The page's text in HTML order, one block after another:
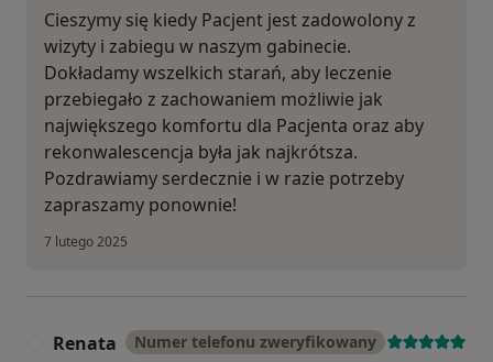
Cieszymy się kiedy Pacjent jest zadowolony z
wizyty i zabiegu w naszym gabinecie.
Dokładamy wszelkich starań, aby leczenie
przebiegało z zachowaniem możliwie jak
największego komfortu dla Pacjenta oraz aby
rekonwalescencja była jak najkrótsza.
Pozdrawiamy serdecznie i w razie potrzeby
zapraszamy ponownie!
7 lutego 2025
Renata Numer telefonu zweryfikowany